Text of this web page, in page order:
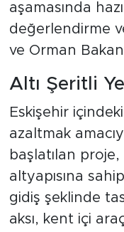
aşamasında
değerlendirme
ve Orman
Altı Şeritli
Eskişehir
azaltmak
başlatılan
altyapısına
gidiş şeklinde
aksı, kent içi